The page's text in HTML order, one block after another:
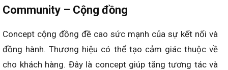
Community – Cộng đồng
Concept cộng đồng đề cao sức mạnh của sự kết nối và
đồng hành. Thương hiệu có thể tạo cảm giác thuộc về
cho khách hàng. Đây là concept giúp tăng tương tác và